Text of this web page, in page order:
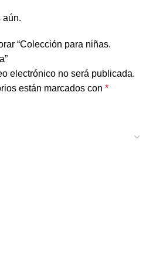
aún.
“Colección para niñas.
electrónico no será publicada.
están marcados con *